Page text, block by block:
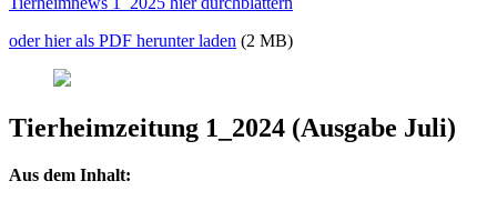
oder hier als PDF herunter laden (2 MB)
Tierheimzeitung 1_2024 (Ausgabe Juli)
Aus dem Inhalt: